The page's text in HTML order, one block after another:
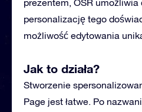
prezentem, OSR umożliwia
personalizację tego
możliwość edytowania
Jak to działa?
Stworzenie
Page jest łatwe. Po